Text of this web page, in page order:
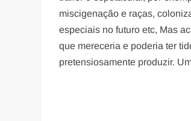
miscigenação e raças,
especiais no futuro etc, Mas
que mereceria e poderia ter
pretensiosamente produzir.